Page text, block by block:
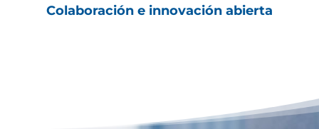
Colaboración e innovación abierta